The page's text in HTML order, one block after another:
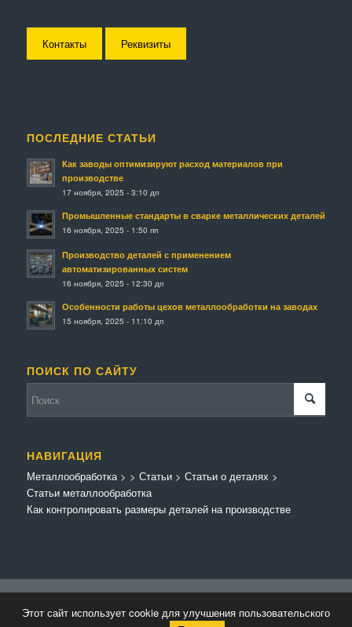
Контакты Реквизиты
ПОСЛЕДНИЕ СТАТЬИ
Как заводы оптимизируют расход материалов при
производстве
17 ноября, 2025 - 3:10 дп
Промышленные стандарты в сварке металлических деталей
16 ноября, 2025 - 1:50 пп
Производство деталей с применением
автоматизированных систем
16 ноября, 2025 - 12:30 дп
Особенности работы цехов металлообработки на заводах
15 ноября, 2025 - 11:10 дп
ПОИСК ПО САЙТУ
НАВИГАЦИЯ
Металлообработка>
Статьи металлообработка
> Статьи> Статьи о деталях >
Как контролировать размеры деталей на производстве
Kriesi
Этот сайт использует cookie для улучшения пользовательского